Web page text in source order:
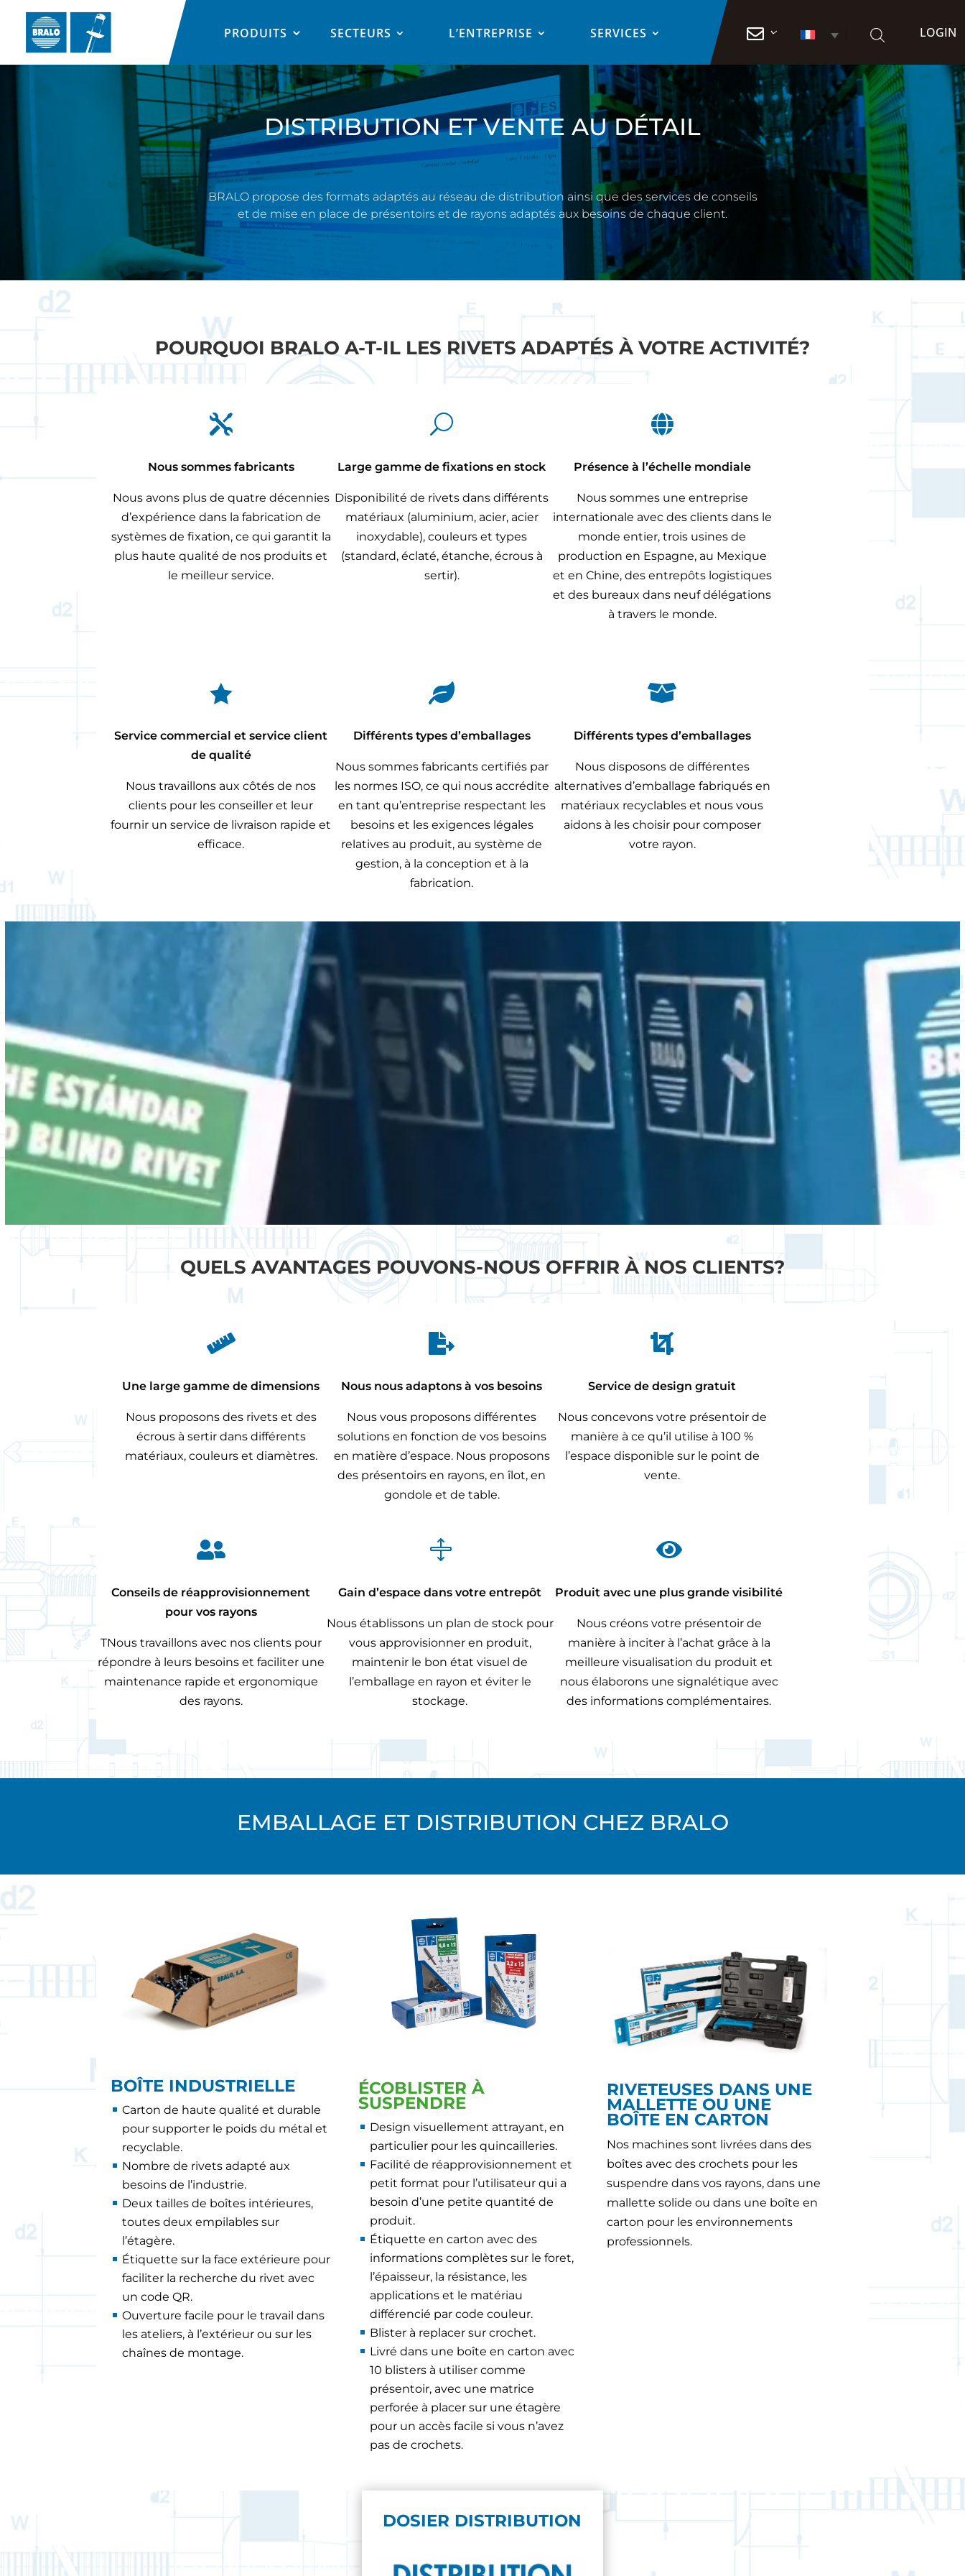
PRODUITS SECTEURS L’ENTREPRISE SERVICES  LOGIN
DISTRIBUTION ET VENTE AU DÉTAIL
BRALO propose des formats adaptés au réseau de distribution ainsi que des services de conseils
et de mise en place de présentoirs et de rayons adaptés aux besoins de chaque client.
POURQUOI BRALO A-T-IL LES RIVETS ADAPTÉS À VOTRE ACTIVITÉ?

Nous sommes fabricants
Nous avons plus de quatre décennies
d’expérience dans la fabrication de
systèmes de fixation, ce qui garantit la
plus haute qualité de nos produits et
le meilleur service.
U
Large gamme de fixations en stock
Disponibilité de rivets dans différents
matériaux (aluminium, acier, acier
inoxydable), couleurs et types
(standard, éclaté, étanche, écrous à
sertir).

Présence à l’échelle mondiale
Nous sommes une entreprise
internationale avec des clients dans le
monde entier, trois usines de
production en Espagne, au Mexique
et en Chine, des entrepôts logistiques
et des bureaux dans neuf délégations
à travers le monde.

Service commercial et service client
de qualité
Nous travaillons aux côtés de nos
clients pour les conseiller et leur
fournir un service de livraison rapide et
efficace.

Différents types d’emballages
Nous sommes fabricants certifiés par
les normes ISO, ce qui nous accrédite
en tant qu’entreprise respectant les
besoins et les exigences légales
relatives au produit, au système de
gestion, à la conception et à la
fabrication.

Différents types d’emballages
Nous disposons de différentes
alternatives d’emballage fabriqués en
matériaux recyclables et nous vous
aidons à les choisir pour composer
votre rayon.
QUELS AVANTAGES POUVONS-NOUS OFFRIR À NOS CLIENTS?

Une large gamme de dimensions
Nous proposons des rivets et des
écrous à sertir dans différents
matériaux, couleurs et diamètres.

Nous nous adaptons à vos besoins
Nous vous proposons différentes
solutions en fonction de vos besoins
en matière d’espace. Nous proposons
des présentoirs en rayons, en îlot, en
gondole et de table.

Service de design gratuit
Nous concevons votre présentoir de
manière à ce qu’il utilise à 100 %
l’espace disponible sur le point de
vente.

Conseils de réapprovisionnement
pour vos rayons
TNous travaillons avec nos clients pour
répondre à leurs besoins et faciliter une
maintenance rapide et ergonomique
des rayons.

Gain d’espace dans votre entrepôt
Nous établissons un plan de stock pour
vous approvisionner en produit,
maintenir le bon état visuel de
l’emballage en rayon et éviter le
stockage.

Produit avec une plus grande visibilité
Nous créons votre présentoir de
manière à inciter à l’achat grâce à la
meilleure visualisation du produit et
nous élaborons une signalétique avec
des informations complémentaires.
EMBALLAGE ET DISTRIBUTION CHEZ BRALO
BOÎTE INDUSTRIELLE
Carton de haute qualité et durable
pour supporter le poids du métal et
recyclable.
Nombre de rivets adapté aux
besoins de l’industrie.
Deux tailles de boîtes intérieures,
toutes deux empilables sur
l’étagère.
Étiquette sur la face extérieure pour
faciliter la recherche du rivet avec
un code QR.
Ouverture facile pour le travail dans
les ateliers, à l’extérieur ou sur les
chaînes de montage.
ÉCOBLISTER À
SUSPENDRE
Design visuellement attrayant, en
particulier pour les quincailleries.
Facilité de réapprovisionnement et
petit format pour l’utilisateur qui a
besoin d’une petite quantité de
produit.
Étiquette en carton avec des
informations complètes sur le foret,
l’épaisseur, la résistance, les
applications et le matériau
différencié par code couleur.
Blister à replacer sur crochet.
Livré dans une boîte en carton avec
10 blisters à utiliser comme
présentoir, avec une matrice
perforée à placer sur une étagère
pour un accès facile si vous n’avez
pas de crochets.
RIVETEUSES DANS UNE
MALLETTE OU UNE
BOÎTE EN CARTON
Nos machines sont livrées dans des
boîtes avec des crochets pour les
suspendre dans vos rayons, dans une
mallette solide ou dans une boîte en
carton pour les environnements
professionnels.
DOSIER DISTRIBUTION